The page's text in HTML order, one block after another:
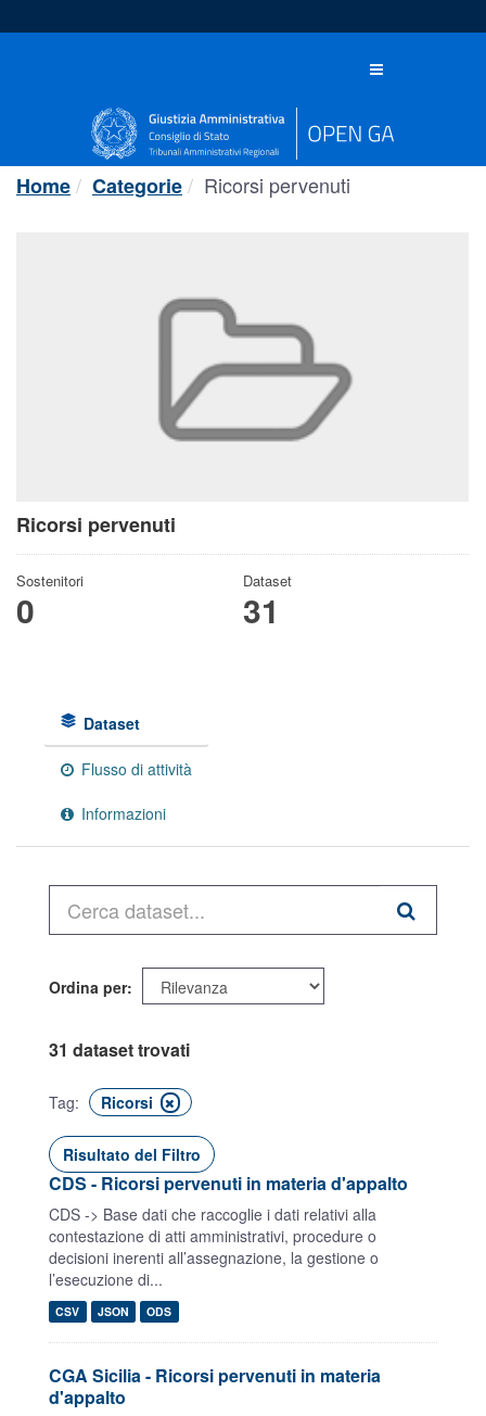
al
Toggle
Home Categorie Ricorsi pervenuti
Ricorsi pervenuti
Sostenitori
0
Dataset
31
Dataset
Flusso di attività
Informazioni
Ordina per
31 dataset trovati
Tag: Ricorsi
Risultato del Filtro
CDS - Ricorsi pervenuti in materia d'appalto
CDS -> Base dati che raccoglie i dati relativi alla
contestazione di atti amministrativi, procedure o
decisioni inerenti all’assegnazione, la gestione o
l’esecuzione di...
CSV JSON ODS
CGA Sicilia - Ricorsi pervenuti in materia
d'appalto